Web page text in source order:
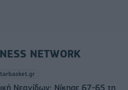
NETWORK
Νεανίδων: Νίκησε 67-65 τη